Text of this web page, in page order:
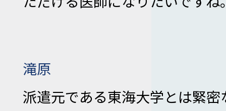
滝原
派遣元である東海大学とは緊